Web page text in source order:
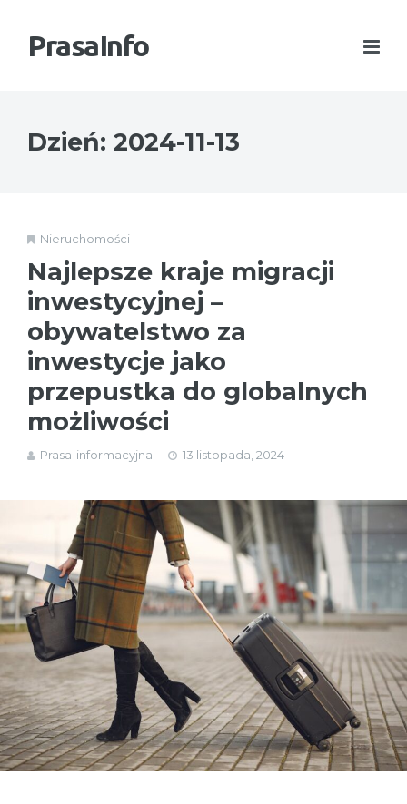
PrasaInfo
Dzień: 2024-11-13
Nieruchomości
Najlepsze kraje migracji
inwestycyjnej –
obywatelstwo za
inwestycje jako
przepustka do globalnych
możliwości
Prasa-informacyjna 13 listopada, 2024